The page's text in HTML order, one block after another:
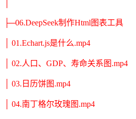
├─06.DeepSeek制作Html图表工具
│ 01.Echart.js是什么.mp4
│ 02.人口、GDP、寿命关系图.mp4
│ 03.日历饼图.mp4
│ 04.南丁格尔玫瑰图.mp4